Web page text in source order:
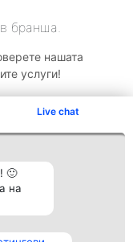
Live chat
🙂
на
бранша.
нашата
услуги!